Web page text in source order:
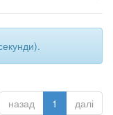
назад 1 далі